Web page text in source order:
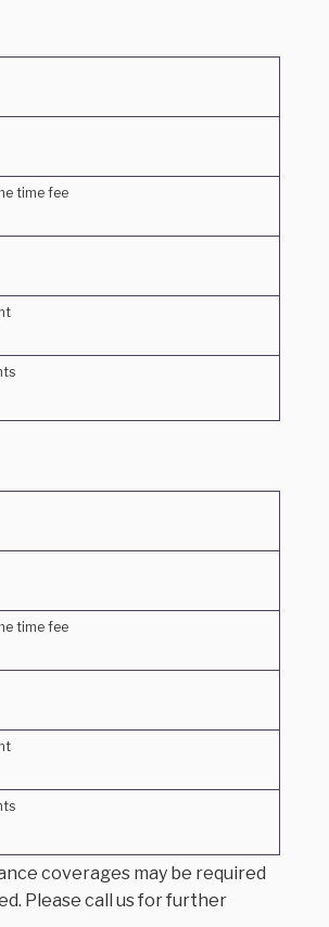
time fee
time fee
coverages may be required
Please call us for further